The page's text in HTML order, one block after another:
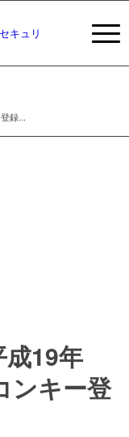
録...
成19年
キー登